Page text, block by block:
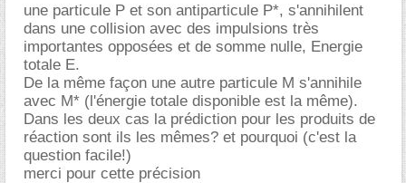
une particule P et son antiparticule P*, s'annihilent
dans une collision avec des impulsions très
importantes opposées et de somme nulle, Energie
totale E.
De la même façon une autre particule M s'annihile
avec M* (l'énergie totale disponible est la même).
Dans les deux cas la prédiction pour les produits de
réaction sont ils les mêmes? et pourquoi (c'est la
question facile!)
merci pour cette précision